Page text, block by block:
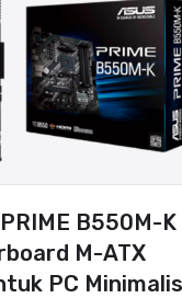
B550M-K
M-ATX
PC Minimalis